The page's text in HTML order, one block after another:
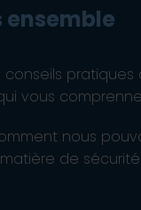
ensemble
pratiques
vous
nous
de